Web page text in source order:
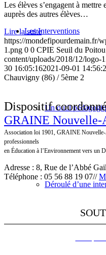
Les Interventions
Un outil
Déroulé d’une
Les élèves s’engagent à
auprès des autres élèves…
Lire la suite
https://mondefipourdemain.fr/
1.png 0 0 CPIE Seuil du Poitou
content/uploads/2018/12/logo-
30 16:05:162021-09-01
Chauvigny (86) / 5ème 2
Dispositif
GRAINE Nouvelle-
Association loi 1901, GRAINE Nouvelle-
professionnels
en Éducation à l’Environnement vers un
Adresse : 8, Rue de l’Abbé
Téléphone : 05 56 88 19 07//